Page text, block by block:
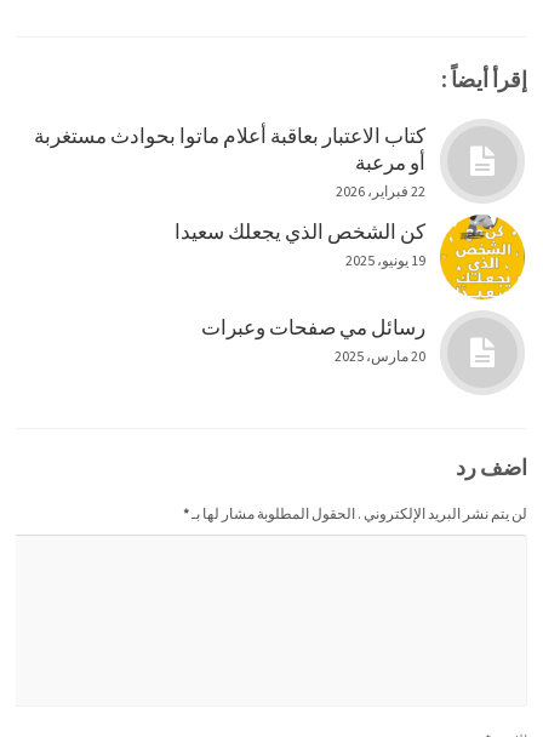
إقرأ أيضاً :
كتاب الاعتبار بعاقبة أعلام ماتوا بحوادث مستغربة
أو مرعبة
22 فبراير، 2026
كن الشخص الذي يجعلك سعيدا
19 يونيو، 2025
رسائل مي صفحات وعبرات
20 مارس، 2025
اضف رد
لن يتم نشر البريد الإلكتروني . الحقول المطلوبة مشار لها بـ*